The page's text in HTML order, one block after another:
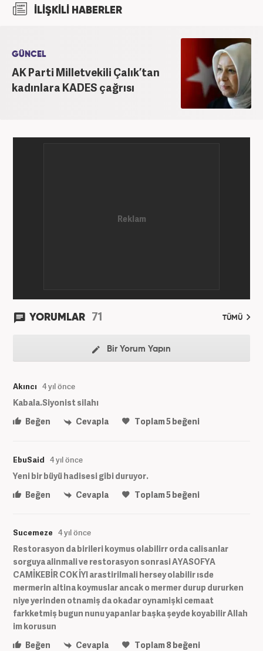
İLİŞKİLİ HABERLER
GÜNCEL
AK Parti Milletvekili Çalık’tan
kadınlara KADES çağrısı
YORUMLAR 71 TÜMÜ
Bir Yorum Yapın
Akıncı 4 yıl önce
Kabala.Siyonist silahı
Beğen
Cevapla Toplam5beğeni
EbuSaid 4 yıl önce
Yeni bir büyü hadisesi gibi duruyor.
Beğen
Cevapla Toplam5beğeni
Sucemeze 4 yıl önce
Restorasyon da birileri koymus olabilirr orda calisanlar
sorguya alinmali ve restorasyon sonrasi AYASOFYA
CAMİKEBİR COK İYI arastirilmali hersey olabilir ısde
mermerin altina koymuslar ancak o mermer durup dururken
niye yerinden otnamiş da okadar oynamişki cemaat
farkketmiş bugun nunu yapanlar başka şeyde koyabilir Allah
im korusun
Beğen
Cevapla Toplam8beğeni